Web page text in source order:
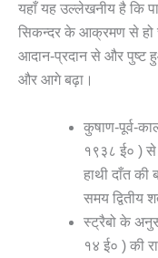
यहाँ यह उल्लेखनीय है कि
सिकन्दर के आक्रमण से हो
आदान-प्रदान से और पुष्ट
और आगे बढ़ा।
कुषाण-पूर्व-
१९३८ ई० ) से
हाथी दाँत की
समय द्वितीय
स्ट्रैबो के
१४ ई० ) की